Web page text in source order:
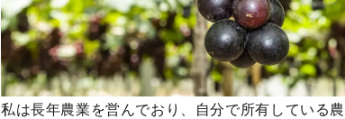
私は長年農業を営んでおり、自分で所有している